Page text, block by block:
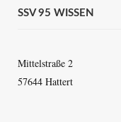
SSV 95 WISSEN
Mittelstraße 2
57644 Hattert